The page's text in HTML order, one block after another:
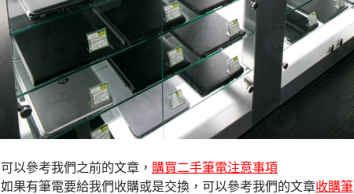
可以參考我們之前的文章， 購買二手筆電注意事項
如果有筆電要給我們收購或是交換，可以參考我們的文章收購筆